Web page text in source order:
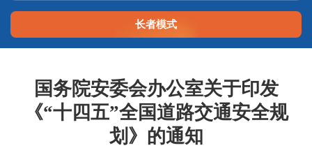
长者模式
国务院安委会办公室关于印发
《“十四五”全国道路交通安全规
划》的通知